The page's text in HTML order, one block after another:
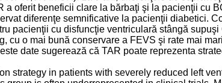
a oferit beneficii clare la bărbaţi şi la pacienţii cu
diferenţe semnificative la pacienţii diabetici.
pacienţii cu disfuncţie ventriculară stângă supuşi
cu o mai bună conservare a FEVS şi rate mai
date sugerează că TAR poate reprezenta
strategy in patients with severely reduced left